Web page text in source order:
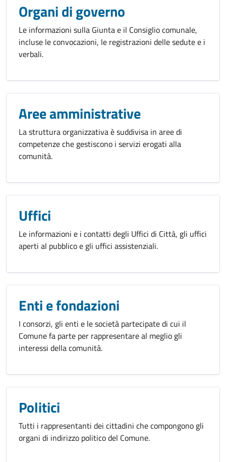
Organi di governo
Le informazioni sulla Giunta e il Consiglio comunale,
incluse le convocazioni, le registrazioni delle sedute e i
verbali.
Aree amministrative
La struttura organizzativa è suddivisa in aree di
competenze che gestiscono i servizi erogati alla
comunità.
Uffici
Le informazioni e i contatti degli Uffici di Città, gli uffici
aperti al pubblico e gli uffici assistenziali.
Enti e fondazioni
I consorzi, gli enti e le società partecipate di cui il
Comune fa parte per rappresentare al meglio gli
interessi della comunità.
Politici
Tutti i rappresentanti dei cittadini che compongono gli
organi di indirizzo politico del Comune.